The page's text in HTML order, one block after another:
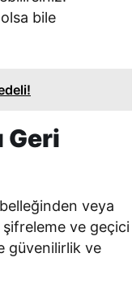
bile
Geri
veya
ve geçici
güvenilirlik ve